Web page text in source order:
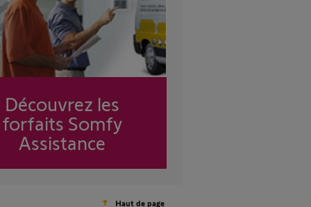
Découvrez les
forfaits Somfy
Assistance
Haut de page